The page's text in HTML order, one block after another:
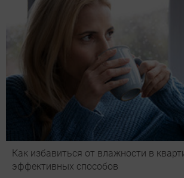
Как избавиться от влажности в
эффективных способов